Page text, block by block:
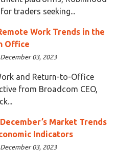
traders seeking...
Work Trends in the
Office
03, 2023
and Return-to-Office
from Broadcom CEO,
Market Trends
Indicators
03, 2023